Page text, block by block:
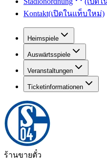
Kontakt(เปิดในแท็บใหม่)
Heimspiele
Auswärtsspiele
Veranstaltungen
Ticketinformationen
ร้านขายตั๋ว